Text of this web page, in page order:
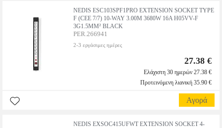
NEDIS ESC103SPF1PRO EXTENSION SOCKET TYPE
F (CEE 7/7) 10-WAY 3.00M 3680W 16A H05VV-F
3G1.5MM² BLACK
PER.266941
2-3 εργάσιμες ημέρες
27.38 €
Ελάχιστη 30 ημερών 27.38 €
Προτεινόμενη λιανική 35.90 €
Αγορά
NEDIS EXSOC415UFWT EXTENSION SOCKET 4-